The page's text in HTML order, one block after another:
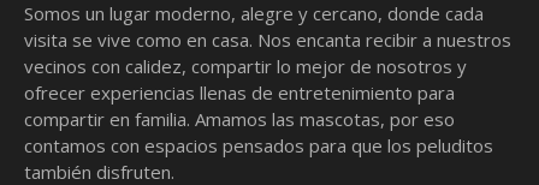
Somos un lugar moderno, alegre y cercano, donde cada
visita se vive como en casa. Nos encanta recibir a nuestros
vecinos con calidez, compartir lo mejor de nosotros y
ofrecer experiencias llenas de entretenimiento para
compartir en familia. Amamos las mascotas, por eso
contamos con espacios pensados para que los peluditos
también disfruten.